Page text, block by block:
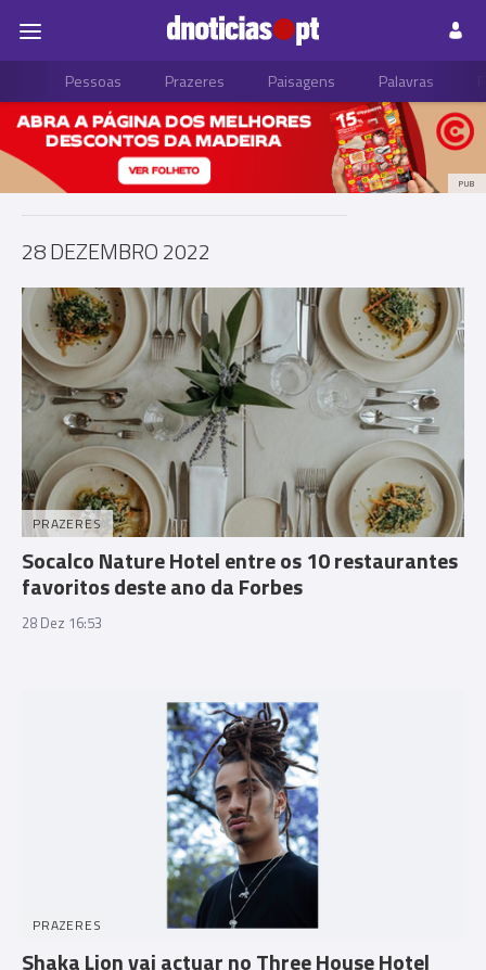
Pessoas Prazeres Paisagens Palavras
PUB
28 DEZEMBRO 2022
PRAZERES
Socalco Nature Hotel entre os 10 restaurantes
favoritos deste ano da Forbes
28 Dez 16:53
PRAZERES
Shaka Lion vai actuar no Three House Hotel